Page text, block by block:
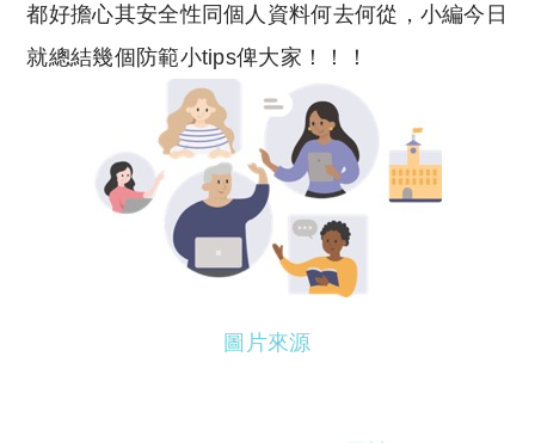
都好擔心其安全性同個人資料何去何從，小編今日
就總結幾個防範小tips俾大家！！！
圖片來源